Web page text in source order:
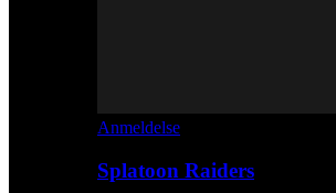
Anmeldelse
Splatoon Raiders